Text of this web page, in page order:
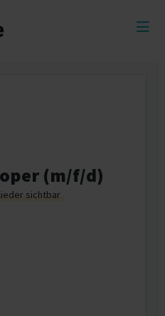
(m/f/d)
sichtbar